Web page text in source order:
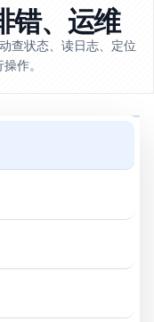
错、运维
查状态、读日志、定位
作。